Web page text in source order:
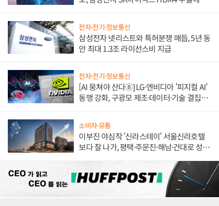
전자·전기·정보통신
삼성전자 넷리스트와 특허분쟁 매듭, 5년 동
안 최대 1.3조 라이선스비 지급
전자·전기·정보통신
[AI 뭉쳐야 산다⑧] LG·엔비디아 '피지컬 AI'
동맹 강화, 구광모 제조·데이터·기술 결집
소비자·유통
이부진 야심작 '신라스테이' 서울신라호텔
보다 잘 나가, 평택·주문진·해남·건대로 성